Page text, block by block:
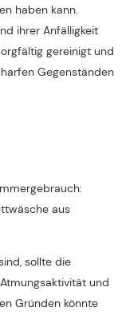
haben kann.
ihrer Anfälligkeit
gereinigt und
Gegenständen
aus
sollte die
und
Gründen könnte